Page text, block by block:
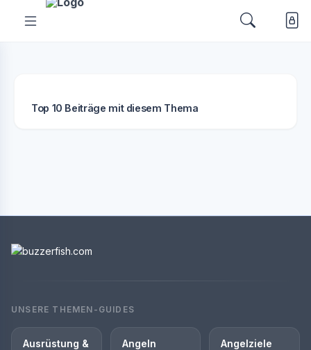
Top 10 Beiträge mit diesem Thema
UNSERE THEMEN-GUIDES
Ausrüstung &
Angeln Angelziele